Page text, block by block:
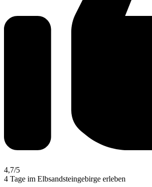
4,7/5
4 Tage im Elbsandsteingebirge erleben